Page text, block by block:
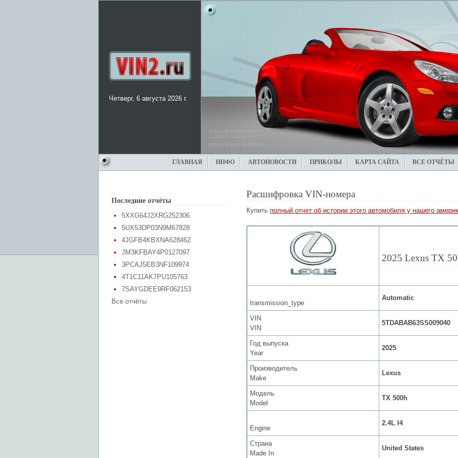
Четверг, 6 августа 2026 г.
ГЛАВНАЯ ИНФО АВТОНОВОСТИ ПРИКОЛЫ КАРТА САЙТА ВСЕ ОТЧЁТЫ
Последние отчёты
5XXG64J2XRG252306
5UX53DP03N9M67828
4JGFB4KBXNA628462
JM3KFBAY4P0127097
3PCAJ5EB3NF109974
4T1C11AK7PU105763
7SAYGDEE9RF062153
Все отчёты
Расшифровка VIN-номера
Купить полный отчет об истории этого автомобиля у нашего
2025 Lexus TX
transmission_type
Automatic
VIN
VIN
5TDABAB63SS009040
Год выпуска
Year
2025
Производитель
Make
Lexus
Модель
Model
TX 500h
Engine
2.4L I4
Страна
Made In
United States